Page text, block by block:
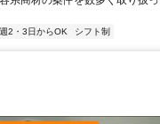
週2・3日からOK シフト制